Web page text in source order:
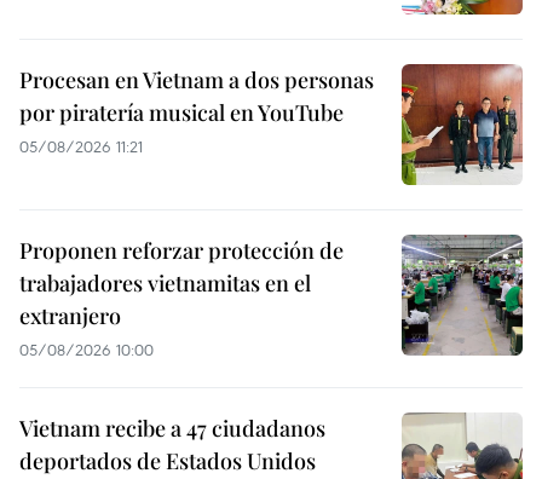
Procesan en Vietnam a dos personas
por piratería musical en YouTube
05/08/2026 11:21
Proponen reforzar protección de
trabajadores vietnamitas en el
extranjero
05/08/2026 10:00
Vietnam recibe a 47 ciudadanos
deportados de Estados Unidos